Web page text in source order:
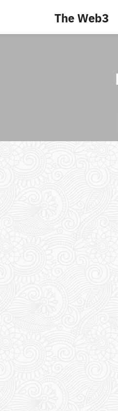
content
The Web3